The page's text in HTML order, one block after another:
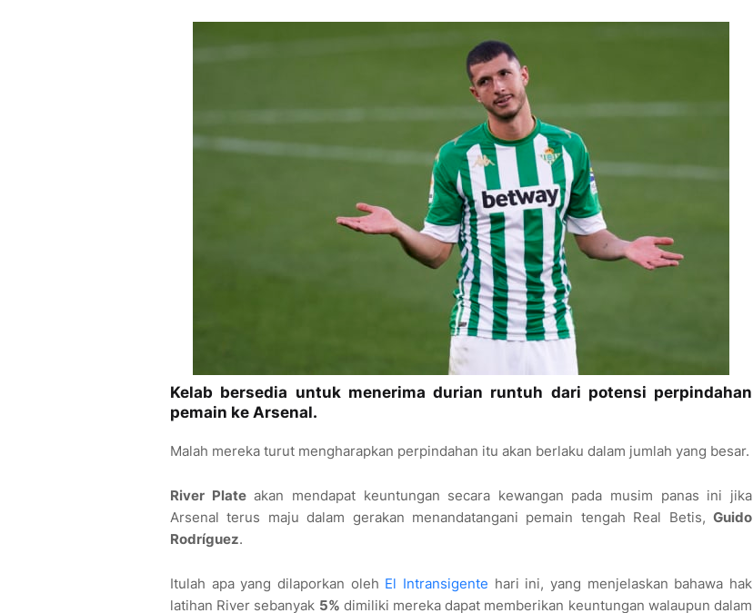
Kelab bersedia untuk menerima durian runtuh dari potensi perpindahan
pemain ke Arsenal.
Malah mereka turut mengharapkan perpindahan itu akan berlaku dalam jumlah yang besar.
River Plateakan mendapat keuntungan secara kewangan pada musim panas ini jika
Arsenal terus maju dalam gerakan menandatangani pemain tengah Real Betis, Guido
Rodríguez.
Itulah apa yang dilaporkan oleh El Intransigente hari ini, yang menjelaskan bahawa hak
latihan River sebanyak 5% dimiliki mereka dapat memberikan keuntungan walaupun dalam